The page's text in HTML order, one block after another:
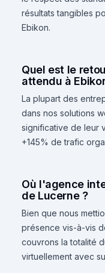
résultats tangibles
Ebikon.
Quel est le
attendu à
La plupart des
dans nos solutions
significative de leur
+145% de trafic
Où l'agence
de Lucerne ?
Bien que nous
présence vis-à-vis
couvrons la totalité
virtuellement avec